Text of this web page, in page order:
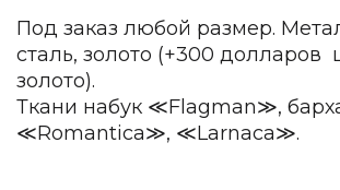
Уличная и садовая мебель
Фитнес и wellness-оборудование
Коллекции
ROOM — Modern
INTERRA — Soft Modern
Под заказ любой размер.
сталь, золото (+300 долларов
золото).
Ткани набук ≪Flagman≫,
≪Romantica≫, ≪Larnaca≫.